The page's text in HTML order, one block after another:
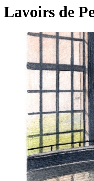
Lavoirs de